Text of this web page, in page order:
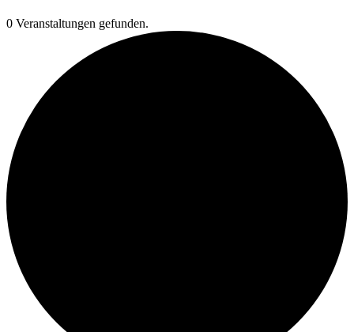
0 Veranstaltungen gefunden.